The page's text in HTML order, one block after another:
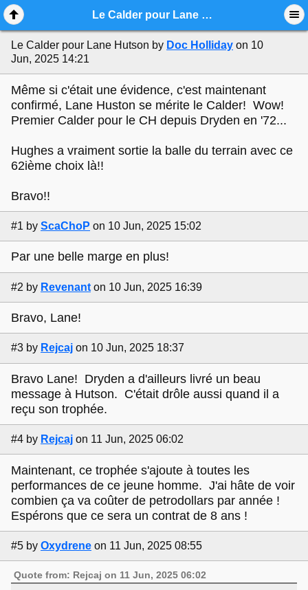
Le Calder pour Lane Hutson
Le Calder pour Lane Hutson by Doc Holliday on 10
Jun, 2025 14:21
Même si c'était une évidence, c'est maintenant
confirmé, Lane Huston se mérite le Calder! Wow!
Premier Calder pour le CH depuis Dryden en '72...
Hughes a vraiment sortie la balle du terrain avec ce
62ième choix là!!
Bravo!!
#1 by ScaChoP on 10 Jun, 2025 15:02
Par une belle marge en plus!
#2 by Revenant on 10 Jun, 2025 16:39
Bravo, Lane!
#3 by Rejcaj on 10 Jun, 2025 18:37
Bravo Lane! Dryden a d'ailleurs livré un beau
message à Hutson. C'était drôle aussi quand il a
reçu son trophée.
#4 by Rejcaj on 11 Jun, 2025 06:02
Maintenant, ce trophée s'ajoute à toutes les
performances de ce jeune homme. J'ai hâte de voir
combien ça va coûter de petrodollars par année !
Espérons que ce sera un contrat de 8 ans !
#5 by Oxydrene on 11 Jun, 2025 08:55
Quote from: Rejcaj on 11 Jun, 2025 06:02